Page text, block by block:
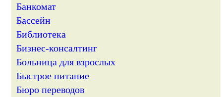
Банкомат
Бассейн
Библиотека
Бизнес-консалтинг
Больница для взрослых
Быстрое питание
Бюро переводов